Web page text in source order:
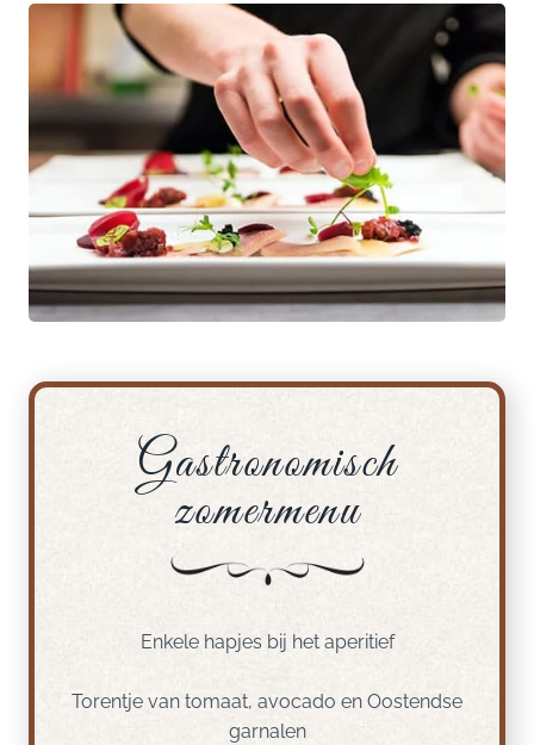
Gastronomisch
zomermenu
Enkele hapjes bij het aperitief
Torentje van tomaat, avocado en Oostendse
garnalen